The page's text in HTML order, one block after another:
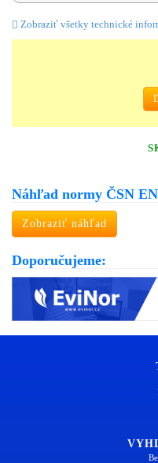
Zobraziť všetky technické
Náhľad normy ČSN
Zobraziť náhľad
Doporučujeme: